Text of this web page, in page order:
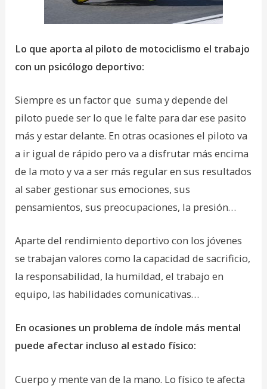
Lo que aporta al piloto de motociclismo el trabajo
con un psicólogo deportivo:
Siempre es un factor que suma y depende del
piloto puede ser lo que le falte para dar ese pasito
más y estar delante. En otras ocasiones el piloto va
a ir igual de rápido pero va a disfrutar más encima
de la moto y va a ser más regular en sus resultados
al saber gestionar sus emociones, sus
pensamientos, sus preocupaciones, la presión…
Aparte del rendimiento deportivo con los jóvenes
se trabajan valores como la capacidad de sacrificio,
la responsabilidad, la humildad, el trabajo en
equipo, las habilidades comunicativas…
En ocasiones un problema de índole más mental
puede afectar incluso al estado físico:
Cuerpo y mente van de la mano. Lo físico te afecta